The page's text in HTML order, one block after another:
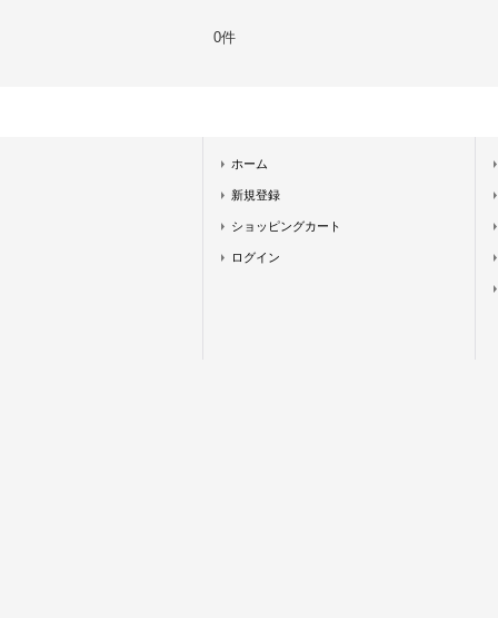
0件
ホーム
新規登録
ショッピングカート
ログイン